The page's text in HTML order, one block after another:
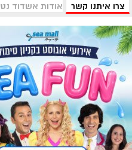
צרו איתנו קשר
אודות אשדוד נט